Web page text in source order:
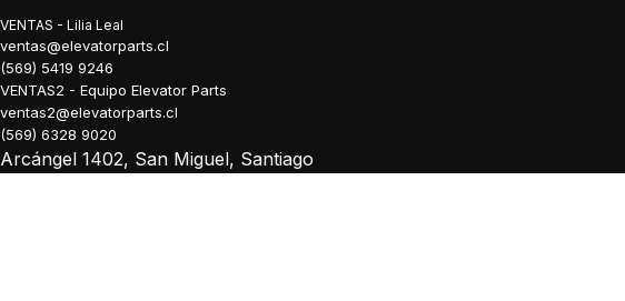
VENTAS - Lilia Leal
ventas@elevatorparts.cl
(569) 5419 9246
VENTAS2 - Equipo Elevator Parts
ventas2@elevatorparts.cl
(569) 6328 9020
Arcángel 1402, San Miguel, Santiago